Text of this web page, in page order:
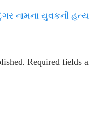
નામના યુવકની
Required fields